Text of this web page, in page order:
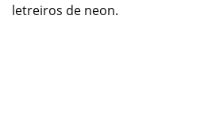
letreiros de neon.